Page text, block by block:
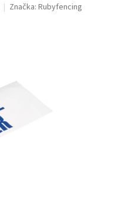
Značka: Rubyfencing